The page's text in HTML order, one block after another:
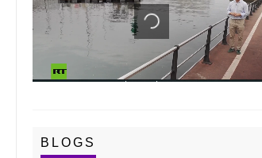
BLOGS